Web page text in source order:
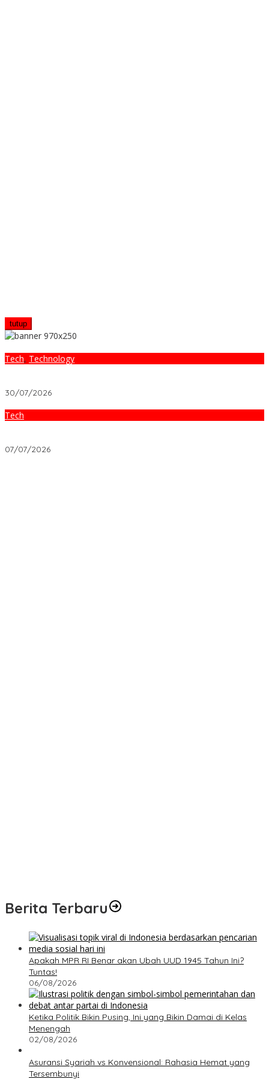
tutup
Tech, Technology
30/07/2026
Tech
07/07/2026
Berita Terbaru
Apakah MPR RI Benar akan Ubah UUD 1945 Tahun Ini?
Tuntas!
06/08/2026
Ketika Politik Bikin Pusing, Ini yang Bikin Damai di Kelas
Menengah
02/08/2026
Asuransi Syariah vs Konvensional: Rahasia Hemat yang
Tersembunyi